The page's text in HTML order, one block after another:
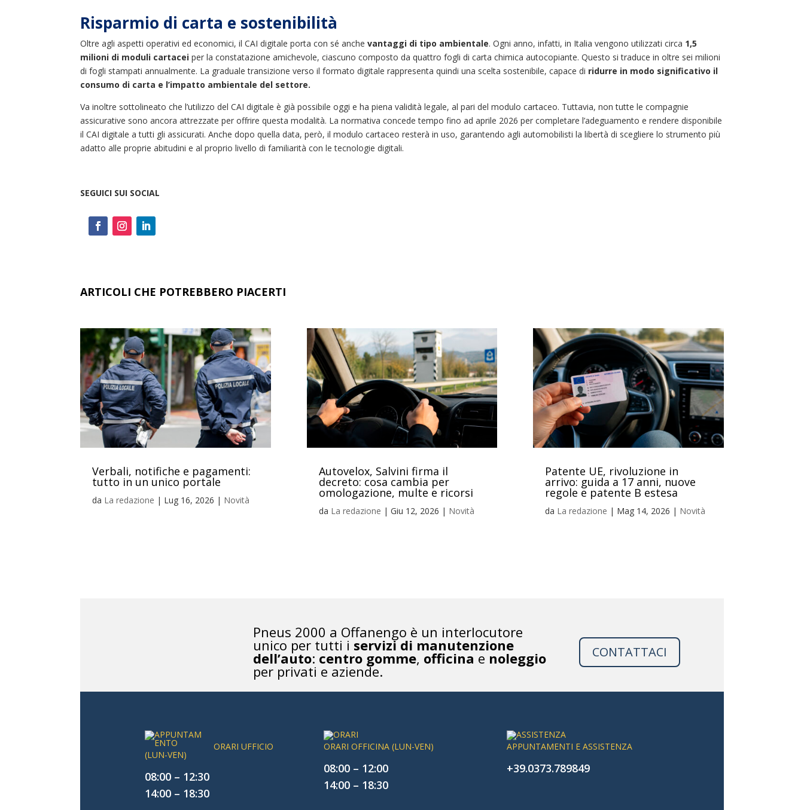
Risparmio di carta e sostenibilità
Oltre agli aspetti operativi ed economici, il CAI digitale porta con sé anche vantaggi di tipo ambientale. Ogni anno, infatti, in Italia vengono utilizzati circa 1,5
milioni di moduli cartacei per la constatazione amichevole, ciascuno composto da quattro fogli di carta chimica autocopiante. Questo si traduce in oltre sei milioni
di fogli stampati annualmente. La graduale transizione verso il formato digitale rappresenta quindi una scelta sostenibile, capace di ridurre in modo significativo il
consumo di carta e l’impatto ambientale del settore.
Va inoltre sottolineato che l’utilizzo del CAI digitale è già possibile oggi e ha piena validità legale, al pari del modulo cartaceo. Tuttavia, non tutte le compagnie
assicurative sono ancora attrezzate per offrire questa modalità. La normativa concede tempo fino ad aprile 2026 per completare l’adeguamento e rendere disponibile
il CAI digitale a tutti gli assicurati. Anche dopo quella data, però, il modulo cartaceo resterà in uso, garantendo agli automobilisti la libertà di scegliere lo strumento più
adatto alle proprie abitudini e al proprio livello di familiarità con le tecnologie digitali.
SEGUICI SUI SOCIAL
ARTICOLI CHE POTREBBERO PIACERTI
Verbali, notifiche e pagamenti:
tutto in un unico portale
da La redazione | Lug 16, 2026 | Novità
Autovelox, Salvini firma il
decreto: cosa cambia per
omologazione, multe e ricorsi
da La redazione | Giu 12, 2026 | Novità
Patente UE, rivoluzione in
arrivo: guida a 17 anni, nuove
regole e patente B estesa
da La redazione | Mag 14, 2026 | Novità
Pneus 2000 a Offanengo è un interlocutore
unico per tutti i servizi di manutenzione
dell’auto: centro gomme, officina e noleggio
per privati e aziende.
CONTATTACI
ORARI UFFICIO
(LUN-VEN)
08:00 – 12:30
14:00 – 18:30
ORARI OFFICINA (LUN-VEN)
08:00 – 12:00
14:00 – 18:30
APPUNTAMENTI E ASSISTENZA
+39.0373.789849